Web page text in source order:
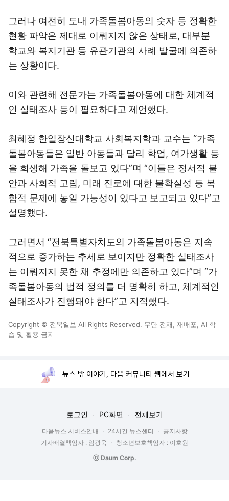
그러나 여전히 도내 가족돌봄아동의 숫자 등 정확한
현황 파악은 제대로 이뤄지지 않은 상태로, 대부분
학교와 복지기관 등 유관기관의 사례 발굴에 의존하
는 상황이다.
이와 관련해 전문가는 가족돌봄아동에 대한 체계적
인 실태조사 등이 필요하다고 제언했다.
최혜정 한일장신대학교 사회복지학과 교수는 “가족
돌봄아동들은 일반 아동들과 달리 학업, 여가생활 등
을 희생해 가족을 돌보고 있다”며 “이들은 정서적 불
안과 사회적 고립, 미래 진로에 대한 불확실성 등 복
합적 문제에 놓일 가능성이 있다고 보고되고 있다”고
설명했다.
그러면서 “전북특별자치도의 가족돌봄아동은 지속
적으로 증가하는 추세로 보이지만 정확한 실태조사
는 이뤄지지 못한 채 추정에만 의존하고 있다”며 “가
족돌봄아동의 법적 정의를 더 명확히 하고, 체계적인
실태조사가 진행돼야 한다”고 지적했다.
Copyright © 전북일보 All Rights Reserved. 무단 전재, 재배포, AI 학
습 및 활용 금지
뉴스 밖 이야기, 다음 커뮤니티 웹에서 보기
로그인 PC화면 전체보기
다음뉴스 서비스안내 24시간 뉴스센터
공지사항
기사배열책임자 : 임광욱
청소년보호책임자 : 이호원
ⓒ Daum Corp.